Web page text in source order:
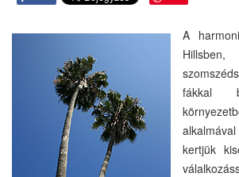
A
fákkal
kertjük